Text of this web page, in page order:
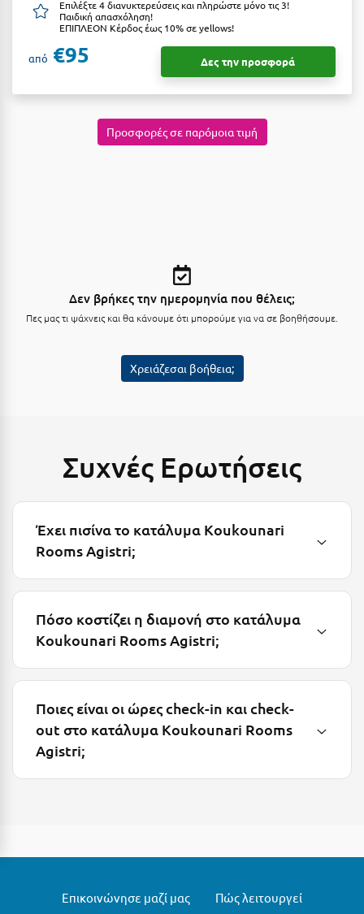
Κοζάνη
Κόνιτσα
Κύθηρα
Λαγκάδια
Λακόπετρα Αχαΐας
Λασίθι
Λεπτοκαρυά
Λέσβος
Λευκάδα
Λήμνος
Λουτρά Πόζαρ
Επιλέξτε 4 διανυκτερεύσεις και πληρώστε μόνο τις 3!
Παιδική απασχόληση!
ΕΠΙΠΛΕΟΝ Κέρδος έως 10% σε yellows!
από €95 Δες την προσφορά
Προσφορές σε παρόμοια τιμή
Δεν βρήκες την ημερομηνία που θέλεις;
Πες μας τι ψάχνεις και θα κάνουμε ότι μπορούμε για να σε βοηθήσουμε.
Χρειάζεσαι βοήθεια;
Συχνές Ερωτήσεις
Έχει πισίνα το κατάλυμα Koukounari
Rooms Agistri;
Πόσο κοστίζει η διαμονή στο κατάλυμα
Koukounari Rooms Agistri;
Ποιες είναι οι ώρες check-in και check-
out στο κατάλυμα Koukounari Rooms
Agistri;
Επικοινώνησε μαζί μας Πώς λειτουργεί